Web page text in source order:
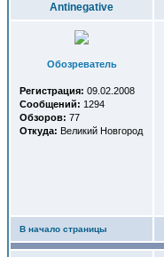
Antinegative
Обозреватель
Регистрация: 09.02.2008
Сообщений: 1294
Обзоров: 77
Откуда: Великий Новгород
В начало страницы